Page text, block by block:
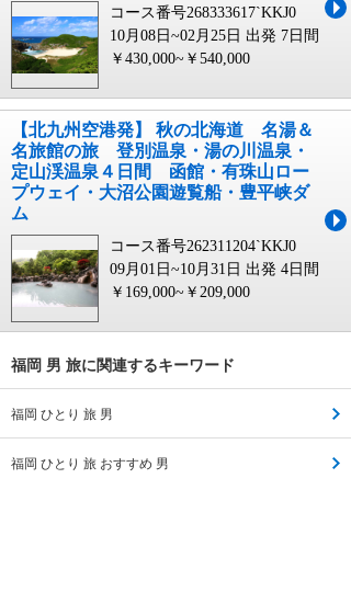
コース番号268333617`KKJ0
10月08日~02月25日 出発 7日間
￥430,000~￥540,000
【北九州空港発】 秋の北海道 名湯＆
名旅館の旅 登別温泉・湯の川温泉・
定山渓温泉４日間 函館・有珠山ロー
プウェイ・大沼公園遊覧船・豊平峡ダ
ム
コース番号262311204`KKJ0
09月01日~10月31日 出発 4日間
￥169,000~￥209,000
福岡 男 旅に関連するキーワード
福岡 ひとり 旅 男
福岡 ひとり 旅 おすすめ 男